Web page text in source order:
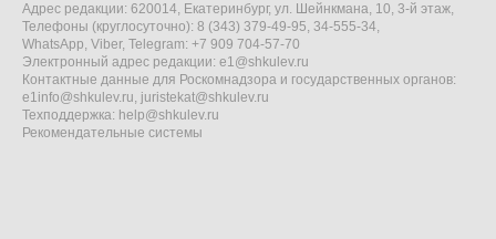
Адрес редакции: 620014, Екатеринбург, ул. Шейнкмана, 10, 3-й этаж,
Телефоны (круглосуточно): 8 (343) 379-49-95, 34-555-34,
WhatsApp, Viber, Telegram: +7 909 704-57-70
Электронный адрес редакции: e1@shkulev.ru
Контактные данные для Роскомнадзора и государственных органов:
e1info@shkulev.ru, juristekat@shkulev.ru
Техподдержка: help@shkulev.ru
Рекомендательные системы